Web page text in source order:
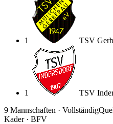
1 TSV
1 TSV
9 Mannschaften · Vollständig
Kader · BFV